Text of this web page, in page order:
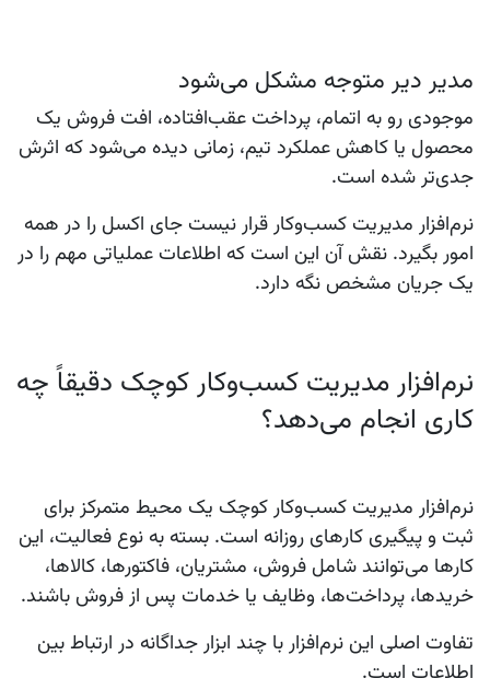
مدیر دیر متوجه مشکل می‌شود
موجودی رو به اتمام، پرداخت عقب‌افتاده، افت فروش یک
محصول یا کاهش عملکرد تیم، زمانی دیده می‌شود که اثرش
جدی‌تر شده است.
نرم‌افزار مدیریت کسب‌وکار قرار نیست جای اکسل را در همه
امور بگیرد. نقش آن این است که اطلاعات عملیاتی مهم را در
یک جریان مشخص نگه دارد.
نرم‌افزار مدیریت کسب‌وکار کوچک دقیقاً چه
کاری انجام می‌دهد؟
نرم‌افزار مدیریت کسب‌وکار کوچک یک محیط متمرکز برای
ثبت و پیگیری کارهای روزانه است. بسته به نوع فعالیت، این
کارها می‌توانند شامل فروش، مشتریان، فاکتورها، کالاها،
خریدها، پرداخت‌ها، وظایف یا خدمات پس از فروش باشند.
تفاوت اصلی این نرم‌افزار با چند ابزار جداگانه در ارتباط بین
اطلاعات است.